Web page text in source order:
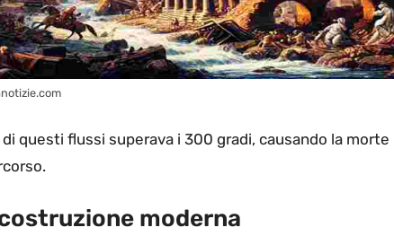
questi flussi superava i 300 gradi, causando la morte
moderna